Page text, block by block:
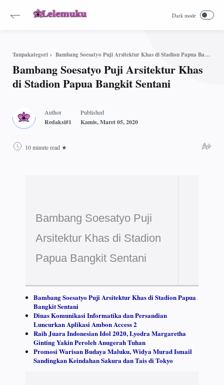
Tanpakategori Bambang Soesatyo Puji Arsitektur Khas di Stadion Papua Bangkit Sentani
Bambang Soesatyo Puji Arsitektur Khas
di Stadion Papua Bangkit Sentani
10 minute read
Bambang Soesatyo Puji
Arsitektur Khas di Stadion
Papua Bangkit Sentani
Bambang Soesatyo Puji Arsitektur Khas di Stadion Papua
Bangkit Sentani
Dinas Komunikasi Informatika dan Persandian
Luncurkan Aplikasi Ambon Access 2
Raih Juara Indonesian Idol 2020, Lyodra Margaretha
Ginting Yakin Peroleh Anugerah Tuhan
Promosi Warisan Budaya Maluku, Widya Murad Ismail
Sandingkan Keindahan Sakura dan Tais di Tokyo